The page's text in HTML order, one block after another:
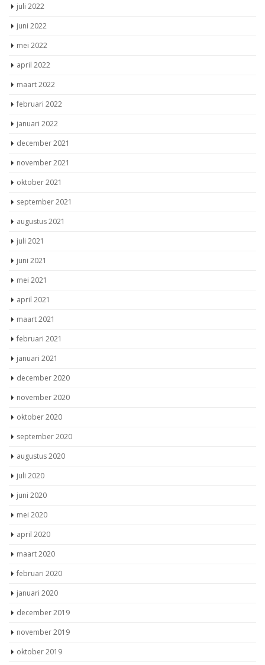
juli 2022
juni 2022
mei 2022
april 2022
maart 2022
februari 2022
januari 2022
december 2021
november 2021
oktober 2021
september 2021
augustus 2021
juli 2021
juni 2021
mei 2021
april 2021
maart 2021
februari 2021
januari 2021
december 2020
november 2020
oktober 2020
september 2020
augustus 2020
juli 2020
juni 2020
mei 2020
april 2020
maart 2020
februari 2020
januari 2020
december 2019
november 2019
oktober 2019